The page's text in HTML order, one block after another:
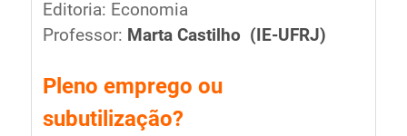
Editoria: Economia
Professor: Marta Castilho (IE-UFRJ)
Pleno emprego ou
subutilização?